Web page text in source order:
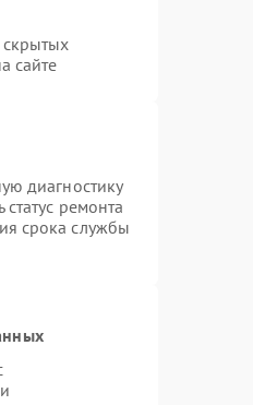
скрытых
сайте
диагностику
ремонта
срока службы